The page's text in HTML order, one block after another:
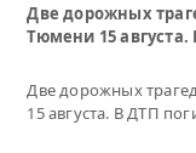
Две дорожных
Тюмени 15
Две дорожных
15 августа. В ДТП